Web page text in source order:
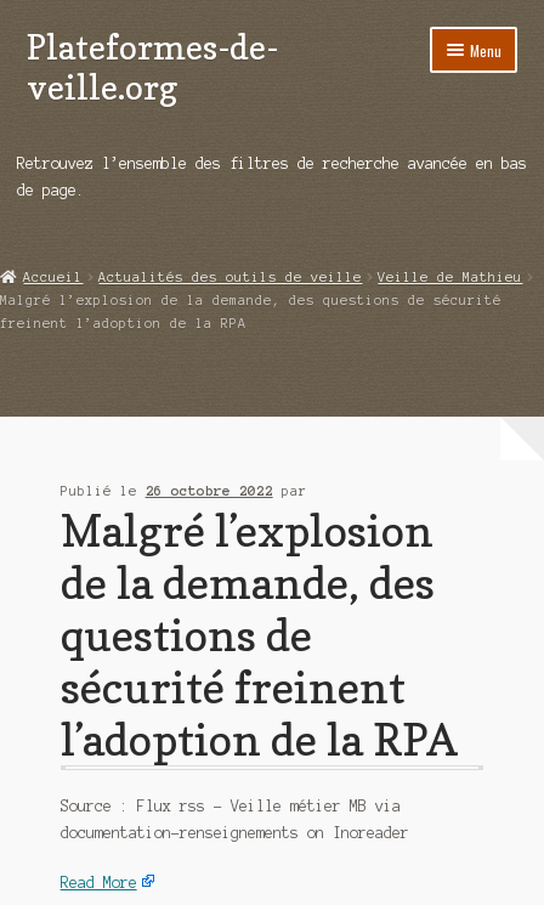
Aller
à
la
Aller
au
contenu
Plateformes-de-
veille.org
Menu
Répertoire d’ouitils
Démos vidéos
Ouvrir
Qui sommes-nous ?
Retrouvez l’ensemble des filtres de recherche avancée en bas
de page.
Accueil Actualités des outils de veille
Veille de Mathieu
Malgré l’explosion de la demande, des questions de sécurité
freinent l’adoption de la RPA
Publié le 26 octobre 2022 par
Malgré l’explosion
de la demande, des
questions de
sécurité freinent
l’adoption de la RPA
Source : Flux rss – Veille métier MB via
documentation-renseignements on Inoreader
Read More